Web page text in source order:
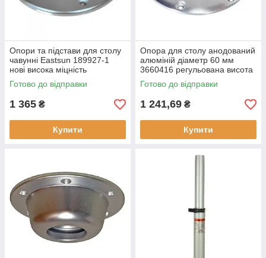
Опори та підстави для столу
чавунні Eastsun 189927-1
нові висока міцність
елегантний дизайн
Готово до відправки
1 365 ₴
Купити
Опора для столу анодований
алюміній діаметр 60 мм
3660416 регульована висота
40-68 см
Готово до відправки
1 241,69 ₴
Купити